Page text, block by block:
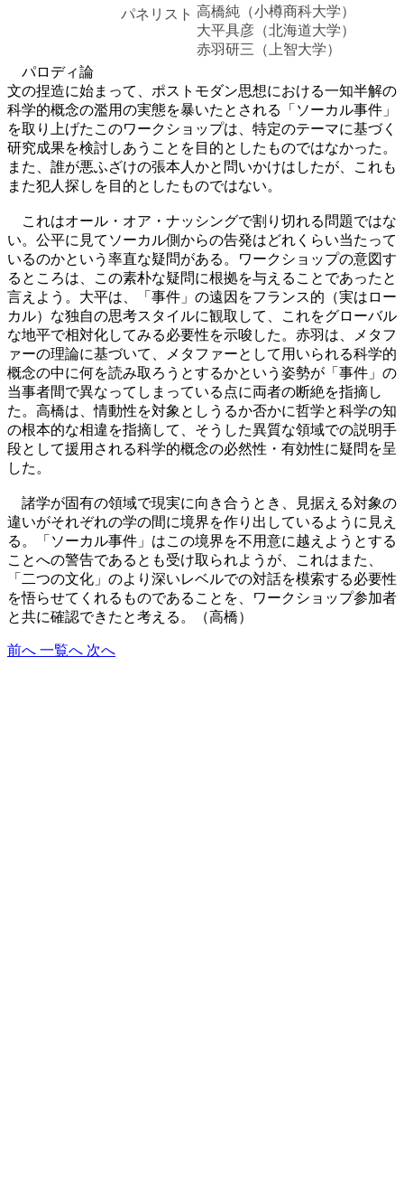
パネリスト 高橋純（小樽商科大学）
大平具彦（北海道大学）
赤羽研三（上智大学）
パロディ論
文の捏造に始まって、ポストモダン思想における一知半解の
科学的概念の濫用の実態を暴いたとされる「ソーカル事件」
を取り上げたこのワークショップは、特定のテーマに基づく
研究成果を検討しあうことを目的としたものではなかった。
また、誰が悪ふざけの張本人かと問いかけはしたが、これも
また犯人探しを目的としたものではない。
これはオール・オア・ナッシングで割り切れる問題ではな
い。公平に見てソーカル側からの告発はどれくらい当たって
いるのかという率直な疑問がある。ワークショップの意図す
るところは、この素朴な疑問に根拠を与えることであったと
言えよう。大平は、「事件」の遠因をフランス的（実はロー
カル）な独自の思考スタイルに観取して、これをグローバル
な地平で相対化してみる必要性を示唆した。赤羽は、メタフ
ァーの理論に基づいて、メタファーとして用いられる科学的
概念の中に何を読み取ろうとするかという姿勢が「事件」の
当事者間で異なってしまっている点に両者の断絶を指摘し
た。高橋は、情動性を対象としうるか否かに哲学と科学の知
の根本的な相違を指摘して、そうした異質な領域での説明手
段として援用される科学的概念の必然性・有効性に疑問を呈
した。
諸学が固有の領域で現実に向き合うとき、見据える対象の
違いがそれぞれの学の間に境界を作り出しているように見え
る。「ソーカル事件」はこの境界を不用意に越えようとする
ことへの警告であるとも受け取られようが、これはまた、
「二つの文化」のより深いレベルでの対話を模索する必要性
を悟らせてくれるものであることを、ワークショップ参加者
と共に確認できたと考える。（高橋）
前へ 一覧へ 次へ